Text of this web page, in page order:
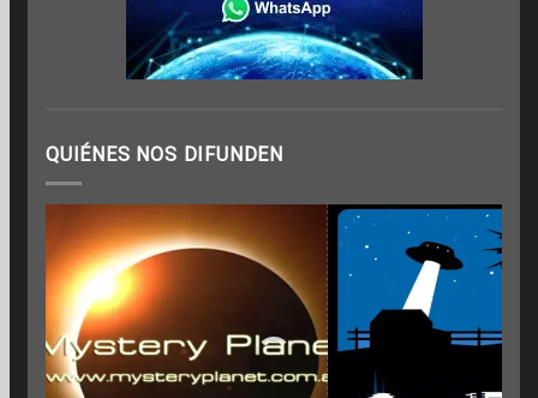
QUIÉNES NOS DIFUNDEN